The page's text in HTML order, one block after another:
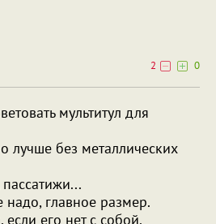
2
0
мультитул для
лучше без металлических
надо, главное размер.
если его нет с собой.